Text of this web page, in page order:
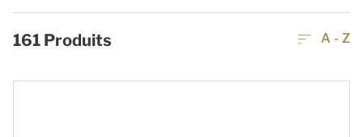
161 Produits A - Z